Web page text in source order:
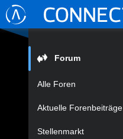
Forum
Alle Foren
Aktuelle Forenbeiträge
Stellenmarkt